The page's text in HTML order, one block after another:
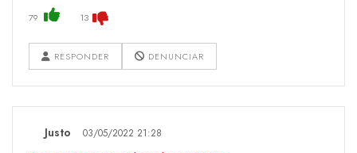
79 13
RESPONDER DENUNCIAR
Justo 03/05/2022 21:28